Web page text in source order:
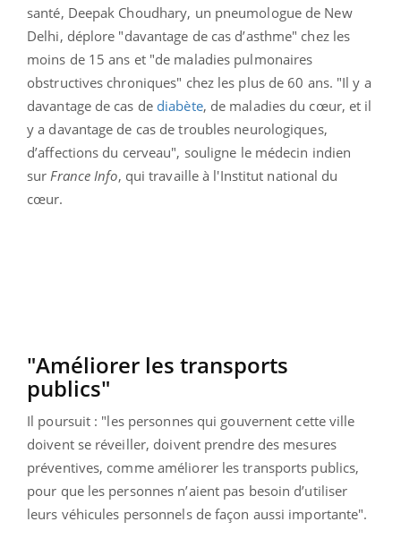
santé, Deepak Choudhary, un pneumologue de New
Delhi, déplore "davantage de cas d’asthme" chez les
moins de 15 ans et "de maladies pulmonaires
obstructives chroniques" chez les plus de 60 ans. "Il y a
davantage de cas de diabète, de maladies du cœur, et il
y a davantage de cas de troubles neurologiques,
d’affections du cerveau", souligne le médecin indien
sur France Info, qui travaille à l'Institut national du
cœur.
"Améliorer les transports
publics"
Il poursuit : "les personnes qui gouvernent cette ville
doivent se réveiller, doivent prendre des mesures
préventives, comme améliorer les transports publics,
pour que les personnes n’aient pas besoin d’utiliser
leurs véhicules personnels de façon aussi importante".